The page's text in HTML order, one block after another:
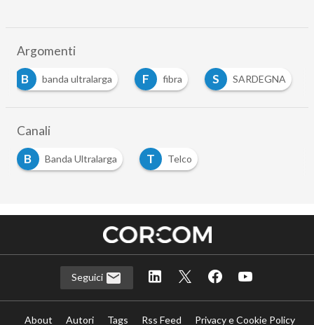
Argomenti
B
banda ultralarga F fibra S SARDEGNA
Canali
B
Banda Ultralarga T Telco
Seguici
About Autori Tags Rss Feed
Privacy e Cookie Policy